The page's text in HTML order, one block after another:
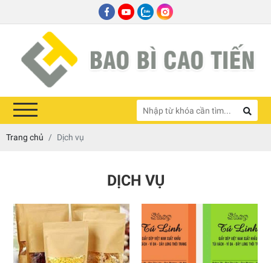
Trang chủ Dịch vụ
DỊCH VỤ